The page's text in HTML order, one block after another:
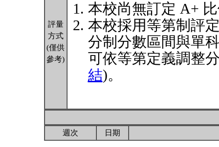
評量
方式
(僅供
參考)
本校尚無訂定 A+
本校採用等第制評
分制分數區間與單
可依等第定義調整
結)。
週次 日期